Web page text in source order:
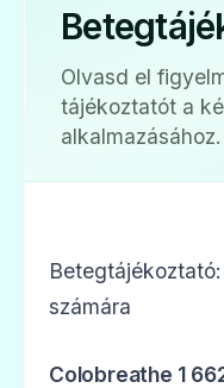
Olvasd el
tájékoztatót a
alkalmazásához.
számára
Colobreathe 1